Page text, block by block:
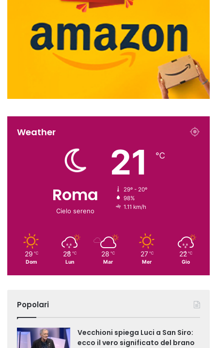
Weather
Roma
Cielo sereno
21 ℃
29º - 20º
98%
1.11 km/h
29 ℃
Dom
28 ℃
Lun
28 ℃
Mar
27 ℃
Mer
22 ℃
Gio
Popolari
Vecchioni spiega Luci a San Siro:
ecco il vero significato del brano